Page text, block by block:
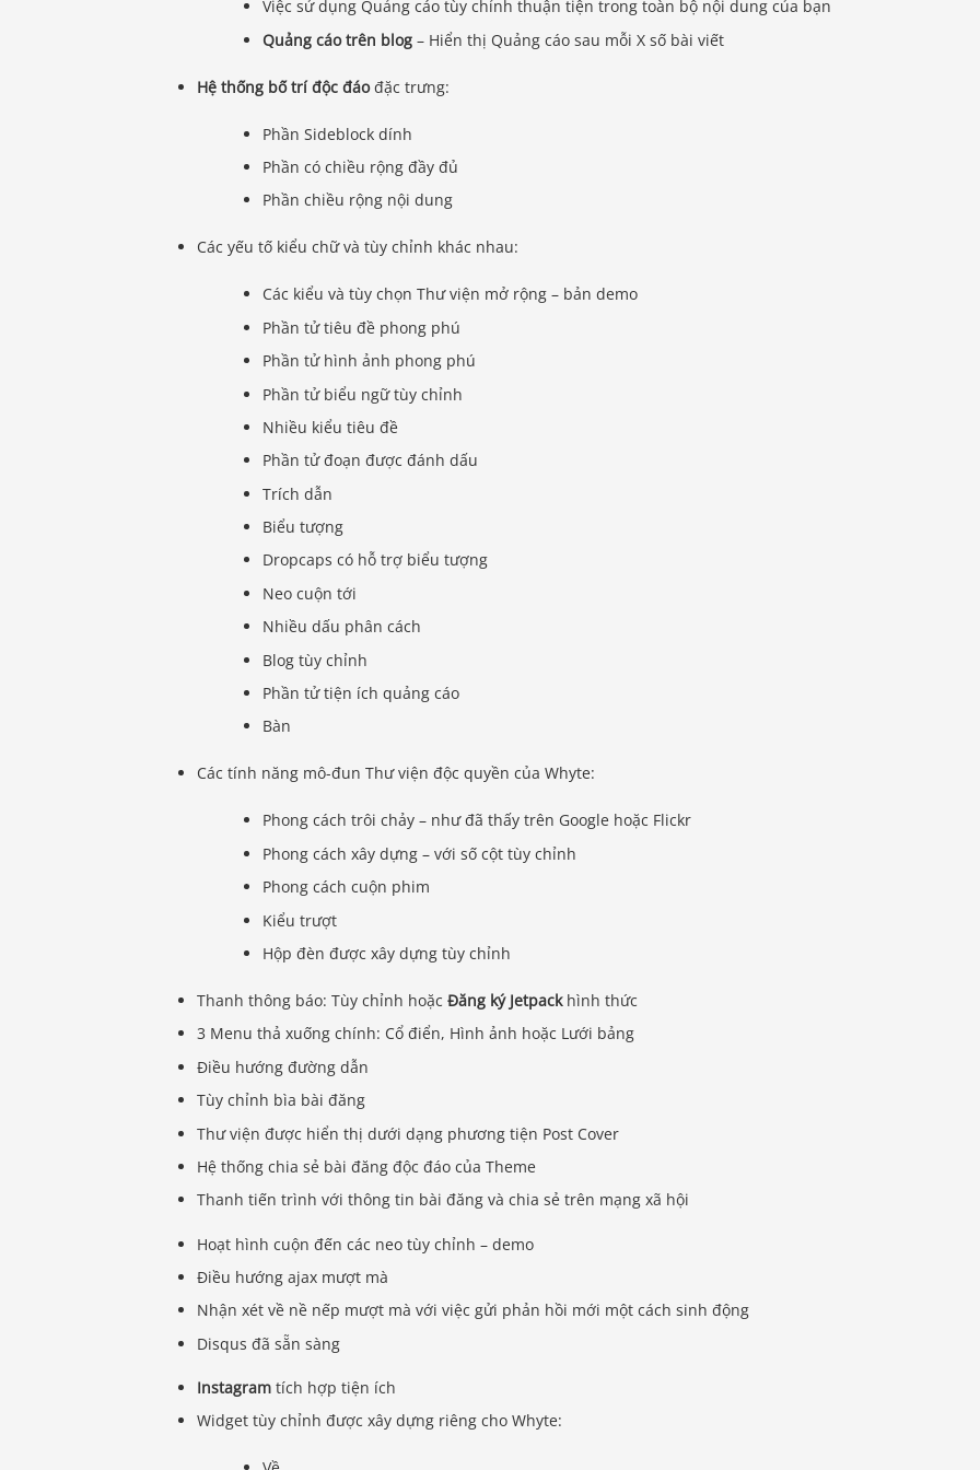
Việc sử dụng Quảng cáo tùy chỉnh thuận tiện trong toàn bộ nội dung của bạn
Quảng cáo trên blog – Hiển thị Quảng cáo sau mỗi X số bài viết
Hệ thống bố trí độc đáođặc trưng:
Phần Sideblock dính
Phần có chiều rộng đầy đủ
Phần chiều rộng nội dung
Các yếu tố kiểu chữ và tùy chỉnh khác nhau:
Các kiểu và tùy chọn Thư viện mở rộng – bản demo
Phần tử tiêu đề phong phú
Phần tử hình ảnh phong phú
Phần tử biểu ngữ tùy chỉnh
Nhiều kiểu tiêu đề
Phần tử đoạn được đánh dấu
Trích dẫn
Biểu tượng
Dropcaps có hỗ trợ biểu tượng
Neo cuộn tới
Nhiều dấu phân cách
Blog tùy chỉnh
Phần tử tiện ích quảng cáo
Bàn
Các tính năng mô-đun Thư viện độc quyền của Whyte:
Phong cách trôi chảy – như đã thấy trên Google hoặc Flickr
Phong cách xây dựng – với số cột tùy chỉnh
Phong cách cuộn phim
Kiểu trượt
Hộp đèn được xây dựng tùy chỉnh
Thanh thông báo: Tùy chỉnh hoặcĐăng ký Jetpackhình thức
3 Menu thả xuống chính: Cổ điển, Hình ảnh hoặc Lưới bảng
Điều hướng đường dẫn
Tùy chỉnh bìa bài đăng
Thư viện được hiển thị dưới dạng phương tiện Post Cover
Hệ thống chia sẻ bài đăng độc đáo của Theme
Thanh tiến trình với thông tin bài đăng và chia sẻ trên mạng xã hội
Hoạt hình cuộn đến các neo tùy chỉnh – demo
Điều hướng ajax mượt mà
Nhận xét về nề nếp mượt mà với việc gửi phản hồi mới một cách sinh động
Disqus đã sẵn sàng
Instagram tích hợp tiện ích
Widget tùy chỉnh được xây dựng riêng cho Whyte: